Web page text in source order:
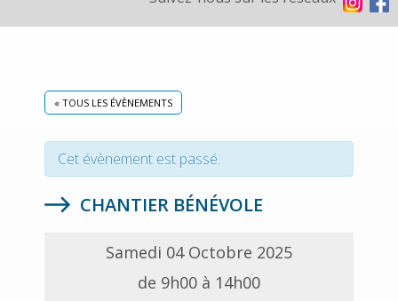
« TOUS LES ÉVÈNEMENTS
Cet évènement est passé.
CHANTIER BÉNÉVOLE
Samedi 04 Octobre 2025
de 9h00 à 14h00